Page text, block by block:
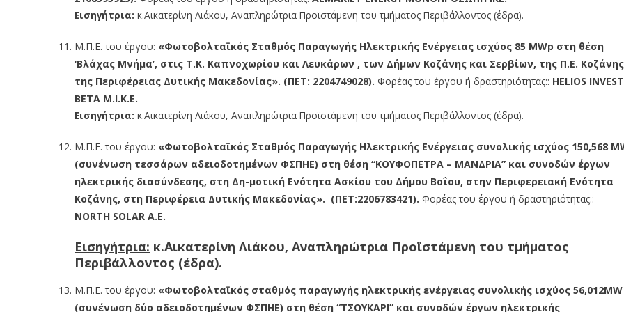
Εισηγήτρια: κ.Αικατερίνη Λιάκου, Αναπληρώτρια Προϊστάμενη του τμήματος Περιβάλλοντος (έδρα).
Μ.Π.Ε. του έργου: «Φωτοβολταϊκός Σταθμός Παραγωγής Ηλεκτρικής Ενέργειας ισχύος 85 MWp στη θέση
‘Βλάχας Μνήμα’, στις Τ.Κ. Καπνοχωρίου και Λευκάρων , των Δήμων Κοζάνης και Σερβίων, της Π.Ε.
της Περιφέρειας Δυτικής Μακεδονίας». (ΠΕΤ: 2204749028). Φορέας του έργου ή δραστηριότητας:: HELIOS INVEST
BETA M.I.K.E.
Εισηγήτρια: κ.Αικατερίνη Λιάκου, Αναπληρώτρια Προϊστάμενη του τμήματος Περιβάλλοντος (έδρα).
Μ.Π.Ε. του έργου: «Φωτοβολταϊκός Σταθμός Παραγωγής Ηλεκτρικής Ενέργειας συνολικής ισχύος 150,568
(συνένωση τεσσάρων αδειοδοτημένων ΦΣΠΗΕ) στη θέση “ΚΟΥΦΟΠΕΤΡΑ – ΜΑΝΔΡΙΑ” και συνοδών έργων
ηλεκτρικής διασύνδεσης, στη Δη-μοτική Ενότητα Ασκίου του Δήμου Βοΐου, στην Περιφερειακή Ενότητα
Κοζάνης, στη Περιφέρεια Δυτικής Μακεδονίας». (ΠΕΤ:2206783421). Φορέας του έργου ή δραστηριότητας::
NORTH SOLAR A.E.
Εισηγήτρια: κ.Αικατερίνη Λιάκου, Αναπληρώτρια Προϊστάμενη του τμήματος
Περιβάλλοντος (έδρα).
Μ.Π.Ε. του έργου: «Φωτοβολταϊκός σταθμός παραγωγής ηλεκτρικής ενέργειας συνολικής ισχύος 56,012MW
(συνένωση δύο αδειοδοτημένων ΦΣΠΗΕ) στη θέση “ΤΣΟΥΚΑΡΙ” και συνοδών έργων ηλεκτρικής